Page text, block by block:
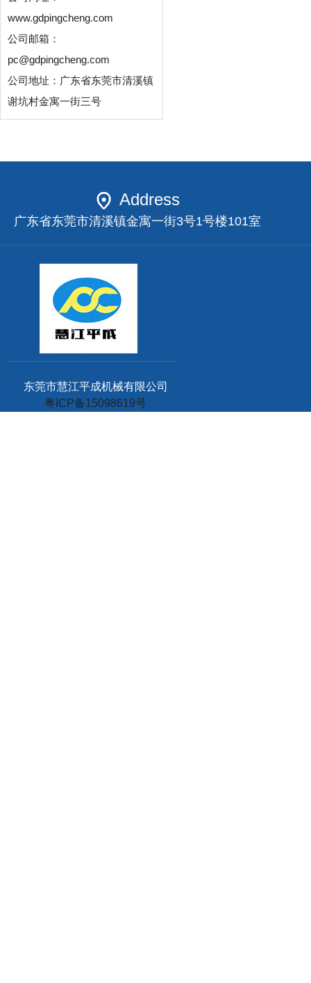
www.gdpingcheng.com
公司邮箱：
pc@gdpingcheng.com
公司地址：广东省东莞市清溪镇
谢坑村金寓一街三号
Address
广东省东莞市清溪镇金寓一街3号1号楼101室
东莞市慧江平成机械有限公司
粤ICP备15098619号